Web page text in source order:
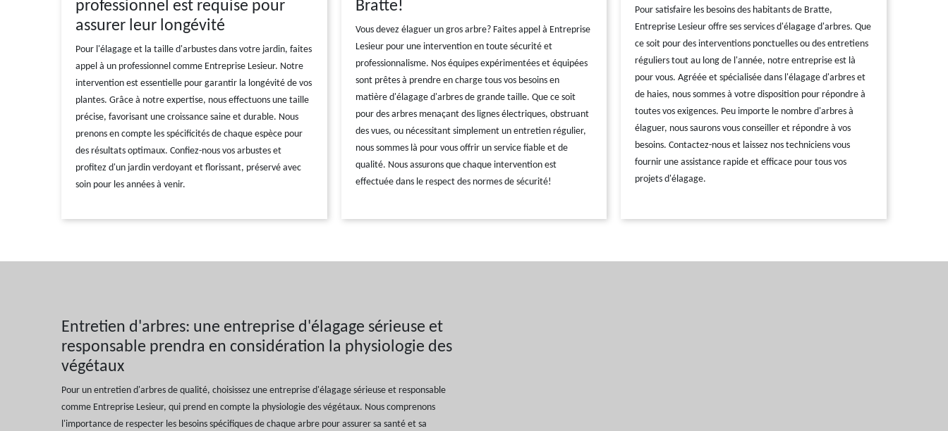
professionnel est requise pour
assurer leur longévité
Pour l'élagage et la taille d'arbustes dans votre jardin, faites
appel à un professionnel comme Entreprise Lesieur. Notre
intervention est essentielle pour garantir la longévité de vos
plantes. Grâce à notre expertise, nous effectuons une taille
précise, favorisant une croissance saine et durable. Nous
prenons en compte les spécificités de chaque espèce pour
des résultats optimaux. Confiez-nous vos arbustes et
profitez d'un jardin verdoyant et florissant, préservé avec
soin pour les années à venir.
Bratte!
Vous devez élaguer un gros arbre? Faites appel à Entreprise
Lesieur pour une intervention en toute sécurité et
professionnalisme. Nos équipes expérimentées et équipées
sont prêtes à prendre en charge tous vos besoins en
matière d'élagage d'arbres de grande taille. Que ce soit
pour des arbres menaçant des lignes électriques, obstruant
des vues, ou nécessitant simplement un entretien régulier,
nous sommes là pour vous offrir un service fiable et de
qualité. Nous assurons que chaque intervention est
effectuée dans le respect des normes de sécurité!
Pour satisfaire les besoins des habitants de Bratte,
Entreprise Lesieur offre ses services d'élagage d'arbres. Que
ce soit pour des interventions ponctuelles ou des entretiens
réguliers tout au long de l'année, notre entreprise est là
pour vous. Agréée et spécialisée dans l'élagage d'arbres et
de haies, nous sommes à votre disposition pour répondre à
toutes vos exigences. Peu importe le nombre d'arbres à
élaguer, nous saurons vous conseiller et répondre à vos
besoins. Contactez-nous et laissez nos techniciens vous
fournir une assistance rapide et efficace pour tous vos
projets d'élagage.
Entretien d'arbres: une entreprise d'élagage sérieuse et
responsable prendra en considération la physiologie des
végétaux
Pour un entretien d'arbres de qualité, choisissez une entreprise d'élagage sérieuse et responsable
comme Entreprise Lesieur, qui prend en compte la physiologie des végétaux. Nous comprenons
l'importance de respecter les besoins spécifiques de chaque arbre pour assurer sa santé et sa